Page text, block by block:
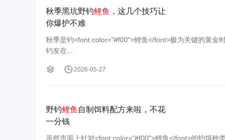
秋季黑坑野钓鲤鱼 ，这几个技巧让
你爆护不难
秋季是钓<font color="#f00">鲤鱼</font>极为关键的黄金
钓友在...
2026-05-27
野钓鲤鱼 自制饵料配方来啦，不花
一分钱
虽然市面上针对<font color="#f00">鲤鱼</font>的钓饵种